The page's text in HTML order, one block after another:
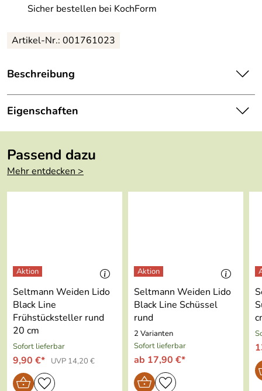
Sicher bestellen bei KochForm
Artikel-Nr.: 001761023
Beschreibung
Seltmann Weiden Modern Life Foodbowl 20 cm, Black
Line.
Hersteller: Porzellanfabriken Christian Seltmann GmbH ,
Chr.-Seltmann-Straße 59-67, 92637 Weiden,
service@seltmann.com
Eigenschaften
Farbe:
eignet:
Spülmaschinenf
est:
Ofenfest:
Kühlschrankfes
t:
Passend dazu
Mehr entdecken >
Seltmann Weiden Lido
Black Line
Frühstücksteller rund
20 cm
Sofort lieferbar
9,90 €* UVP 14,20 €
Seltmann Weiden Lido
Black Line Schüssel
rund
2 Varianten
Sofort lieferbar
ab 17,90 €*